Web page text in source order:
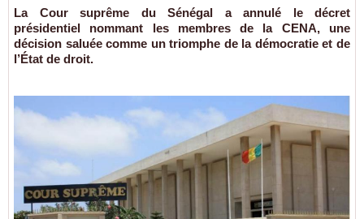
La Cour suprême du Sénégal a annulé le décret
présidentiel nommant les membres de la CENA, une
décision saluée comme un triomphe de la démocratie et de
l’État de droit.